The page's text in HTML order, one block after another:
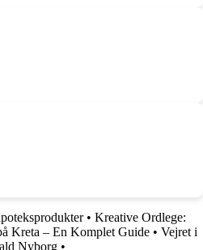
• Kreative Ordlege:
Kreta – En Komplet Guide • Vejret i
Nyborg •